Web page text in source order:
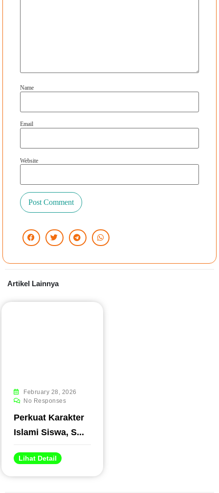
Name
Email
Website
Artikel Lainnya
February 28, 2026
No Responses
Perkuat Karakter
Islami Siswa, S...
Lihat Detail